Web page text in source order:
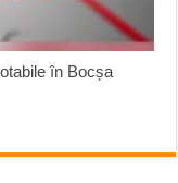
în Bocșa